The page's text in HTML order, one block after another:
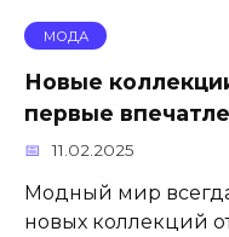
МОДА
Новые
первые
11.02.2025
Модный мир
новых коллекций